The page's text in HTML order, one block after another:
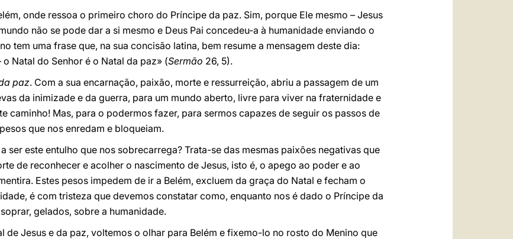
onde ressoa o primeiro choro do Príncipe da paz. Sim, porque Ele mesmo – Jesus
não se pode dar a si mesmo e Deus Pai concedeu-a à humanidade enviando o
tem uma frase que, na sua concisão latina, bem resume a mensagem deste dia:
o Natal do Senhor é o Natal da paz» (Sermão 26, 5).
paz. Com a sua encarnação, paixão, morte e ressurreição, abriu a passagem de um
da inimizade e da guerra, para um mundo aberto, livre para viver na fraternidade e
caminho! Mas, para o podermos fazer, para sermos capazes de seguir os passos de
que nos enredam e bloqueiam.
ser este entulho que nos sobrecarrega? Trata-se das mesmas paixões negativas que
de reconhecer e acolher o nascimento de Jesus, isto é, o apego ao poder e ao
Estes pesos impedem de ir a Belém, excluem da graça do Natal e fecham o
é com tristeza que devemos constatar como, enquanto nos é dado o Príncipe da
gelados, sobre a humanidade.
de Jesus e da paz, voltemos o olhar para Belém e fixemo-lo no rosto do Menino que